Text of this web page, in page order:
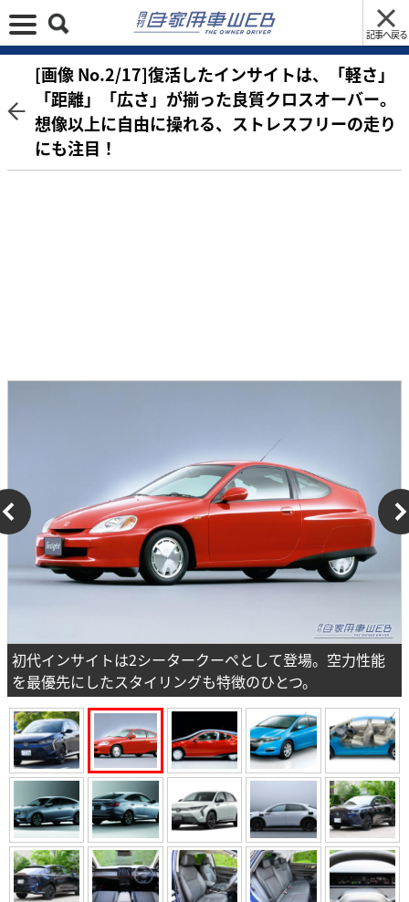
記事へ戻る
[画像 No.2/17]復活したインサイトは、「軽さ」
「距離」「広さ」が揃った良質クロスオーバー。
想像以上に自由に操れる、ストレスフリーの走り
にも注目！
初代インサイトは2シータークーペとして登場。空力性能
を最優先にしたスタイリングも特徴のひとつ。